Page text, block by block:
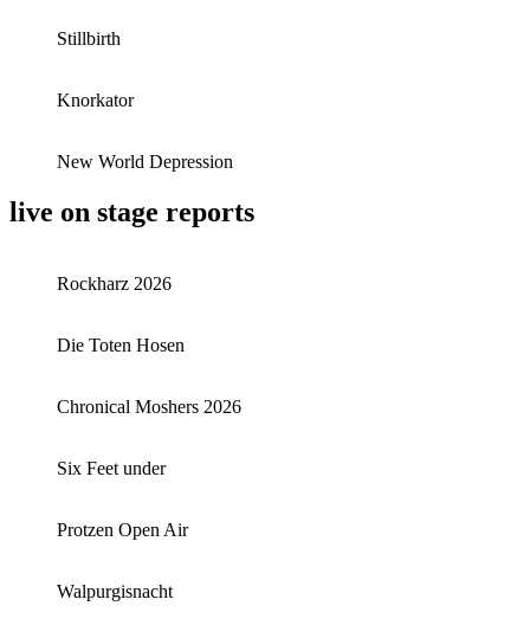
Stillbirth
Knorkator
New World Depression
live on stage reports
Rockharz 2026
Die Toten Hosen
Chronical Moshers 2026
Six Feet under
Protzen Open Air
Walpurgisnacht